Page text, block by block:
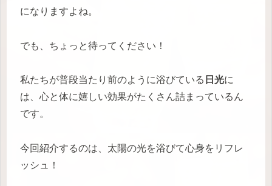
になりますよね。
でも、ちょっと待ってください！
私たちが普段当たり前のように浴びている 日光に
は、心と体に嬉しい効果がたくさん詰まっているん
です。
今回紹介するのは、太陽の光を浴びて心身をリフレ
ッシュ！